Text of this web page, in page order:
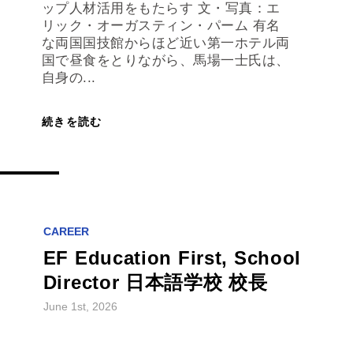
ップ人材活用をもたらす 文・写真：エ
リック・オーガスティン・パーム 有名
な両国国技館からほど近い第一ホテル両
国で昼食をとりながら、馬場一士氏は、
自身の...
続きを読む
CAREER
EF Education First, School
Director 日本語学校 校長
June 1st, 2026